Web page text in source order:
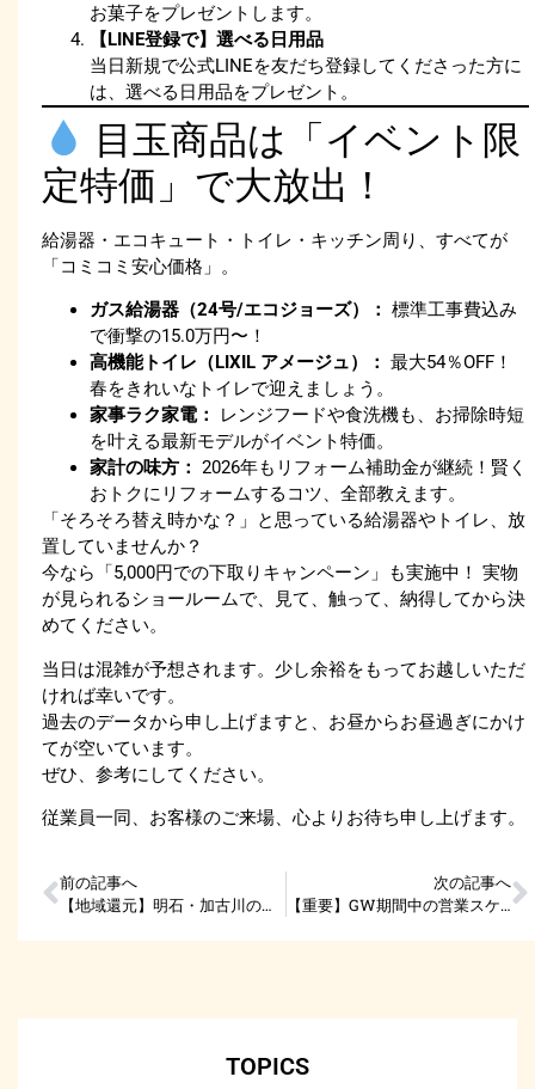
お菓子をプレゼントします。
【LINE登録で】選べる日用品
当日新規で公式LINEを友だち登録してくださった方に
は、選べる日用品をプレゼント。
目玉商品は「イベント限
定特価」で大放出！
給湯器・エコキュート・トイレ・キッチン周り、すべてが
「コミコミ安心価格」。
ガス給湯器（24号/エコジョーズ）： 標準工事費込み
で衝撃の15.0万円〜！
高機能トイレ（LIXIL アメージュ）： 最大54％OFF！
春をきれいなトイレで迎えましょう。
家事ラク家電：
レンジフードや食洗機も、お掃除時短
を叶える最新モデルがイベント特価。
家計の味方： 2026年もリフォーム補助金が継続！賢く
おトクにリフォームするコツ、全部教えます。
「そろそろ替え時かな？」と思っている給湯器やトイレ、放
置していませんか？
今なら「5,000円での下取りキャンペーン」も実施中！ 実物
が見られるショールームで、見て、触って、納得してから決
めてください。
当日は混雑が予想されます。少し余裕をもってお越しいただ
ければ幸いです。
過去のデータから申し上げますと、お昼からお昼過ぎにかけ
てが空いています。
ぜひ、参考にしてください。
従業員一同、お客様のご来場、心よりお待ち申し上げます。
前の記事へ
【地域還元】明石・加古川の皆様へ「住まいの0円点検」をスタートしました！
次の記事へ
【重要】GW期間中の営業スケジュールとお知らせ
TOPICS